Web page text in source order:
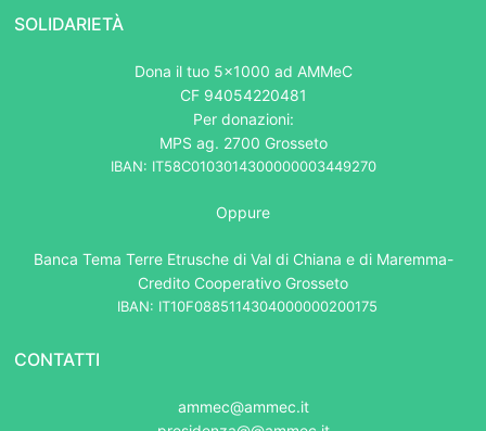
SOLIDARIETÀ
Dona il tuo 5x1000 ad AMMeC
CF 94054220481
Per donazioni:
MPS ag. 2700 Grosseto
IBAN: IT58C0103014300000003449270
Oppure
Banca Tema Terre Etrusche di Val di Chiana e di Maremma-
Credito Cooperativo Grosseto
IBAN: IT10F0885114304000000200175
CONTATTI
ammec@ammec.it